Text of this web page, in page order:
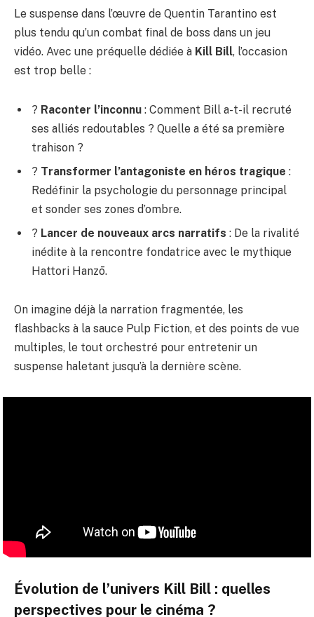
Le suspense dans l’œuvre de Quentin Tarantino est
plus tendu qu’un combat final de boss dans un jeu
vidéo. Avec une préquelle dédiée à Kill Bill, l’occasion
est trop belle :
? Raconter l’inconnu : Comment Bill a-t-il recruté
ses alliés redoutables ? Quelle a été sa première
trahison ?
? Transformer l’antagoniste en héros tragique :
Redéfinir la psychologie du personnage principal
et sonder ses zones d’ombre.
? Lancer de nouveaux arcs narratifs : De la rivalité
inédite à la rencontre fondatrice avec le mythique
Hattori Hanzō.
On imagine déjà la narration fragmentée, les
flashbacks à la sauce Pulp Fiction, et des points de vue
multiples, le tout orchestré pour entretenir un
suspense haletant jusqu’à la dernière scène.
Évolution de l’univers Kill Bill : quelles
perspectives pour le cinéma ?